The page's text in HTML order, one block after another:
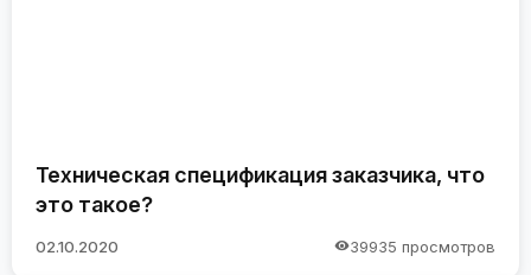
Техническая спецификация заказчика, что
это такое?
02.10.2020 39935 просмотров